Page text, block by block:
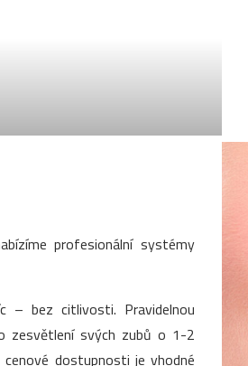
profesionální systémy
– bez citlivosti. Pravidelnou
zesvětlení svých zubů o 1-2
dostupnosti je vhodné